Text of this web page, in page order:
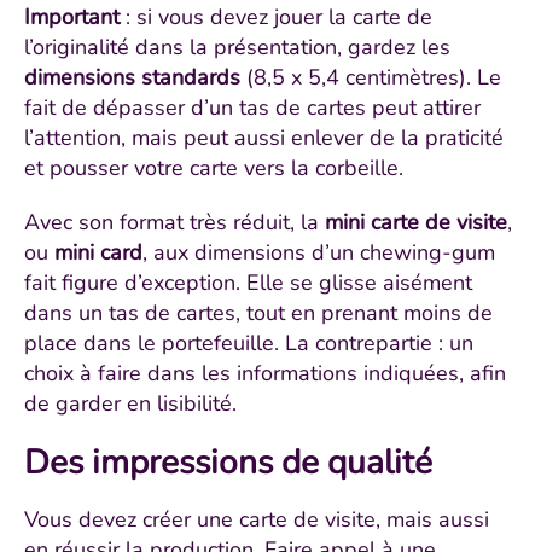
Important: si vous devez jouer la carte de
l’originalité dans la présentation, gardez les
dimensions standards (8,5 x 5,4 centimètres). Le
fait de dépasser d’un tas de cartes peut attirer
l’attention, mais peut aussi enlever de la praticité
et pousser votre carte vers la corbeille.
Avec son format très réduit, la mini carte de visite,
ou mini card, aux dimensions d’un chewing-gum
fait figure d’exception. Elle se glisse aisément
dans un tas de cartes, tout en prenant moins de
place dans le portefeuille. La contrepartie : un
choix à faire dans les informations indiquées, afin
de garder en lisibilité.
Des impressions de qualité
Vous devez créer une carte de visite, mais aussi